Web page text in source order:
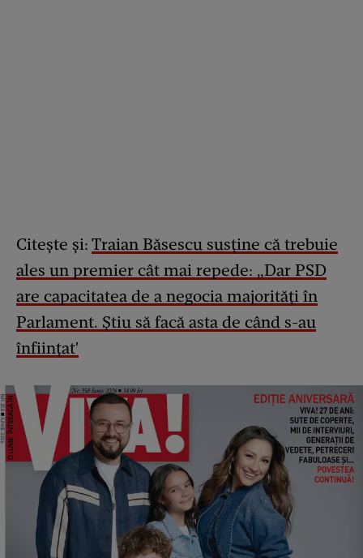
Citește și: Traian Băsescu susține că trebuie
ales un premier cât mai repede: „Dar PSD
are capacitatea de a negocia majorităţi în
Parlament. Ştiu să facă asta de când s-au
înfiinţat'